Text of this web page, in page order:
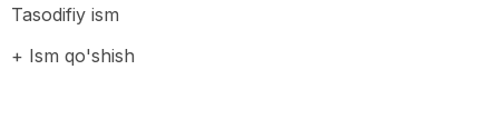
Tasodifiy ism
+ Ism qo'shish